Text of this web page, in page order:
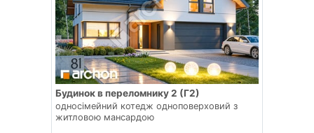
Будинок в переломнику 2 (Г2)
односімейний котедж одноповерховий з
житловою мансардою